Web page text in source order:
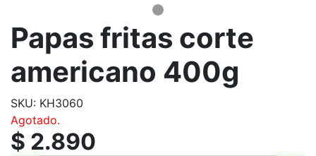
Papas fritas corte
americano 400g
SKU: KH3060
Agotado.
$ 2.890